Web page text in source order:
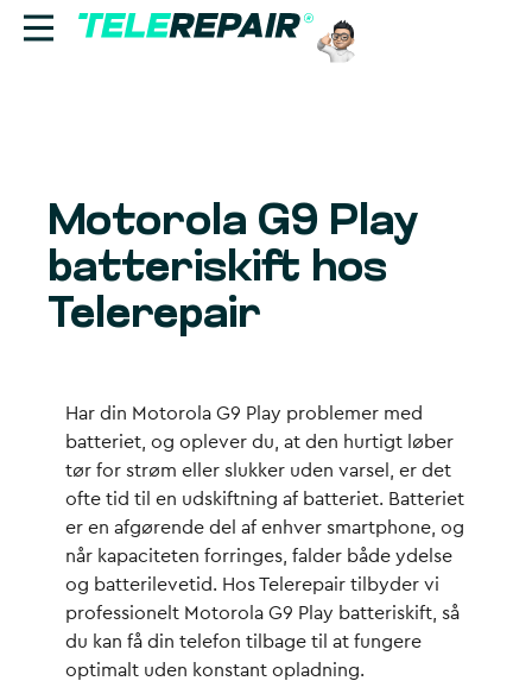
Find butik
Erhverv
Motorola G9 Play
batteriskift hos
Telerepair
Har din Motorola G9 Play problemer med
batteriet, og oplever du, at den hurtigt løber
tør for strøm eller slukker uden varsel, er det
ofte tid til en udskiftning af batteriet. Batteriet
er en afgørende del af enhver smartphone, og
når kapaciteten forringes, falder både ydelse
og batterilevetid. Hos Telerepair tilbyder vi
professionelt Motorola G9 Play batteriskift, så
du kan få din telefon tilbage til at fungere
optimalt uden konstant opladning.